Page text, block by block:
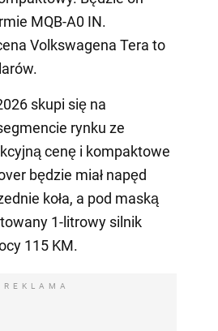
MQB-A0 IN.
Volkswagena Tera to
skupi się na
rynku ze
cenę i kompaktowe
będzie miał napęd
koła, a pod maską
1-litrowy silnik
115 KM.
REKLAMA